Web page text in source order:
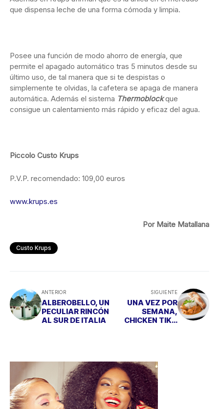
que dispensa leche de una forma cómoda y limpia.
Posee una función de modo ahorro de energía, que
permite el apagado automático tras 5 minutos desde su
último uso, de tal manera que si te despistas o
simplemente te olvidas, la cafetera se apaga de manera
automática. Además el sistema Thermoblockque
consigue un calentamiento más rápido y eficaz del agua.
Piccolo Custo Krups
P.V.P. recomendado: 109,00 euros
www.krups.es
Por Maite Matallana
Custo Krups
ANTERIOR
ALBEROBELLO, UN
PECULIAR RINCÓN
AL SUR DE ITALIA
SIGUIENTE
UNA VEZ POR
SEMANA,
CHICKEN TIKA